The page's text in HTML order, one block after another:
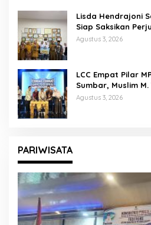
Lisda Hendrajoni
Siap Saksikan
Pilar di Jakarta
Agustus 3, 2026
LCC Empat Pilar
Sumbar, Muslim
Pentingnya
Agustus 3, 2026
PARIWISATA